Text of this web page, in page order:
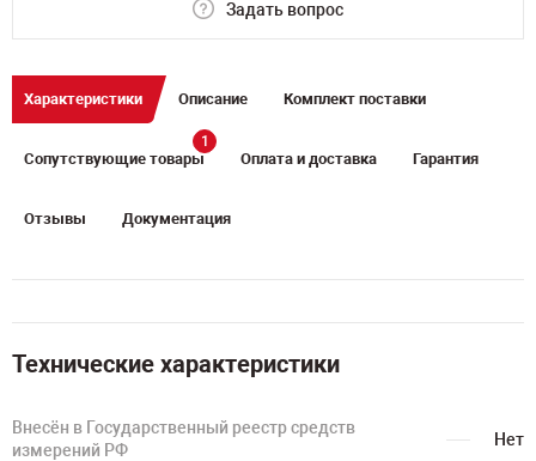
Задать вопрос
Характеристики Описание Комплект поставки
Сопутствующие товары
1
Оплата и доставка Гарантия
Отзывы Документация
Технические характеристики
Внесён в Государственный реестр средств
измерений РФ
Нет